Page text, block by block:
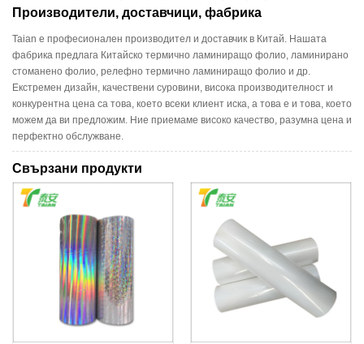
Производители, доставчици, фабрика
Taian е професионален производител и доставчик в Китай. Нашата
фабрика предлага Китайско термично ламиниращо фолио, ламинирано
стоманено фолио, релефно термично ламиниращо фолио и др.
Екстремен дизайн, качествени суровини, висока производителност и
конкурентна цена са това, което всеки клиент иска, а това е и това, което
можем да ви предложим. Ние приемаме високо качество, разумна цена и
перфектно обслужване.
Свързани продукти